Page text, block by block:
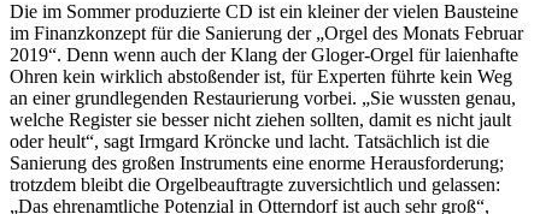
Die im Sommer produzierte CD ist ein kleiner der vielen Bausteine
im Finanzkonzept für die Sanierung der „Orgel des Monats Februar
2019“. Denn wenn auch der Klang der Gloger-Orgel für laienhafte
Ohren kein wirklich abstoßender ist, für Experten führte kein Weg
an einer grundlegenden Restaurierung vorbei. „Sie wussten genau,
welche Register sie besser nicht ziehen sollten, damit es nicht jault
oder heult“, sagt Irmgard Kröncke und lacht. Tatsächlich ist die
Sanierung des großen Instruments eine enorme Herausforderung;
trotzdem bleibt die Orgelbeauftragte zuversichtlich und gelassen:
„Das ehrenamtliche Potenzial in Otterndorf ist auch sehr groß“,